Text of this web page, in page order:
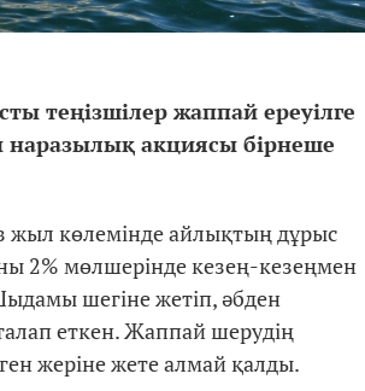
теңізшілер жаппай ереуілге
наразылық акциясы бірнеше
жыл көлемінде айлықтың дұрыс
2% мөлшерінде кезең-кезеңмен
шегіне жетіп, әбден
еткен. Жаппай шерудің
жеріне жете алмай қалды.